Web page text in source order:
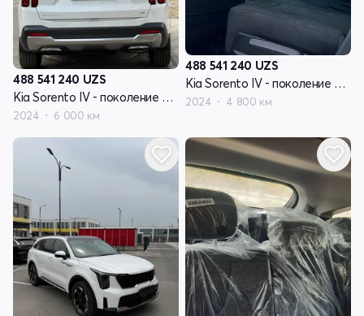
488 541 240 UZS
Kia Sorento IV - поколение рестайлинг
2024 6 000 км
488 541 240 UZS
Kia Sorento IV - поколение рестайлинг
2024 4 800 км